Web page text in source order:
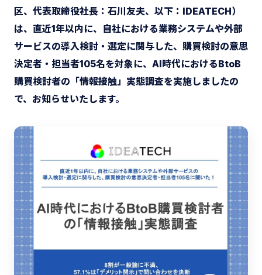
区、代表取締役社長：石川友夫、以下：IDEATECH）
は、直近1年以内に、自社における業務システムや外部
サービスの導入検討・選定に関与した、購買検討の意思
決定者・担当者105名を対象に、AI時代におけるBtoB
購買検討者の「情報接触」実態調査を実施しましたの
で、お知らせいたします。